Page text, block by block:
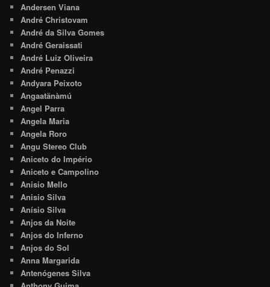
Andersen Viana
André Christovam
André da Silva Gomes
André Geraissati
André Luiz Oliveira
André Penazzi
Andyara Peixoto
Angaatãnàmú
Angel Parra
Angela Maria
Angela Roro
Angu Stereo Club
Aniceto do Império
Aniceto e Campolino
Anisio Mello
Anisio Silva
Anísio Silva
Anjos da Noite
Anjos do Inferno
Anjos do Sol
Anna Margarida
Antenógenes Silva